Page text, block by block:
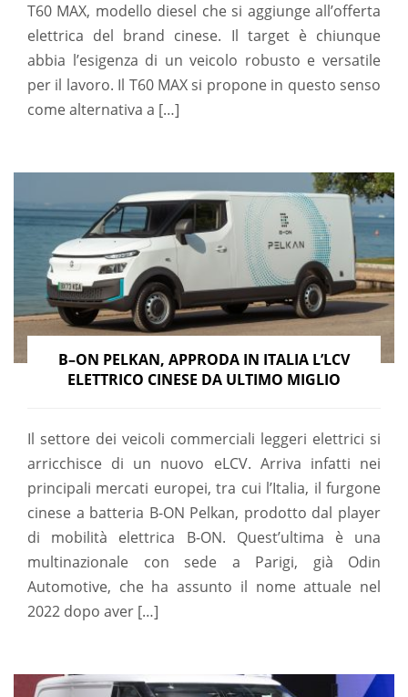
T60 MAX, modello diesel che si aggiunge all’offerta
elettrica del brand cinese. Il target è chiunque
abbia l’esigenza di un veicolo robusto e versatile
per il lavoro. Il T60 MAX si propone in questo senso
come alternativa a […]
B–ON PELKAN, APPRODA IN ITALIA L’LCV
ELETTRICO CINESE DA ULTIMO MIGLIO
Il settore dei veicoli commerciali leggeri elettrici si
arricchisce di un nuovo eLCV. Arriva infatti nei
principali mercati europei, tra cui l’Italia, il furgone
cinese a batteria B-ON Pelkan, prodotto dal player
di mobilità elettrica B-ON. Quest’ultima è una
multinazionale con sede a Parigi, già Odin
Automotive, che ha assunto il nome attuale nel
2022 dopo aver […]